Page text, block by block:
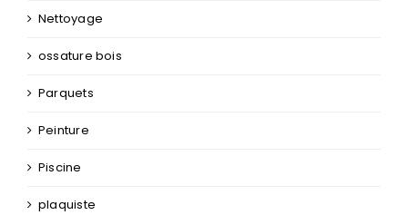
Nettoyage
ossature bois
Parquets
Peinture
Piscine
plaquiste